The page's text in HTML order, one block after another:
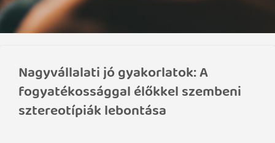
Nagyvállalati jó gyakorlatok: A
fogyatékossággal élőkkel szembeni
sztereotípiák lebontása